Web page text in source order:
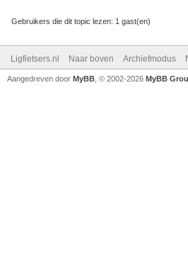
Gebruikers die dit topic lezen: 1 gast(en)
Ligfietsers.nl Naar boven Archiefmodus
Aangedreven door MyBB , © 2002-2026 MyBB